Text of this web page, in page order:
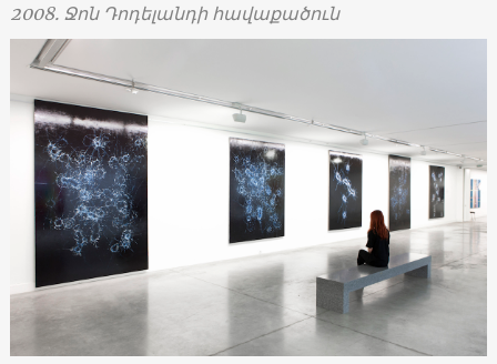
2008. Ջոն Դոդելանդի հավաքածուն